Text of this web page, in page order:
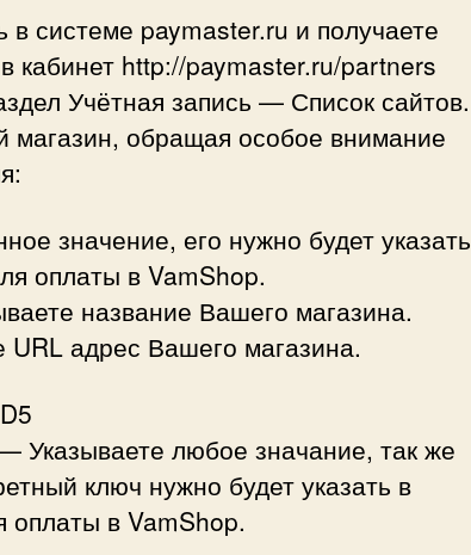
в системе paymaster.ru и получаете
кабинет http://paymaster.ru/partners
Учётная запись — Список сайтов.
магазин, обращая особое внимание
значение, его нужно будет указать
оплаты в VamShop.
название Вашего магазина.
адрес Вашего магазина.
Указываете любое значание, так же
ключ нужно будет указать в
оплаты в VamShop.